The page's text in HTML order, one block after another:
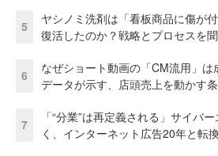
5
ヤシノミ洗剤は「看板商品に傷が
復活したのか？戦略とプロセスを聞
6
なぜショート動画の「CM流用」
データが示す、店頭売上を動かす
7
「“分業”は再定義される」サイバ
く、インターネット広告20年と転